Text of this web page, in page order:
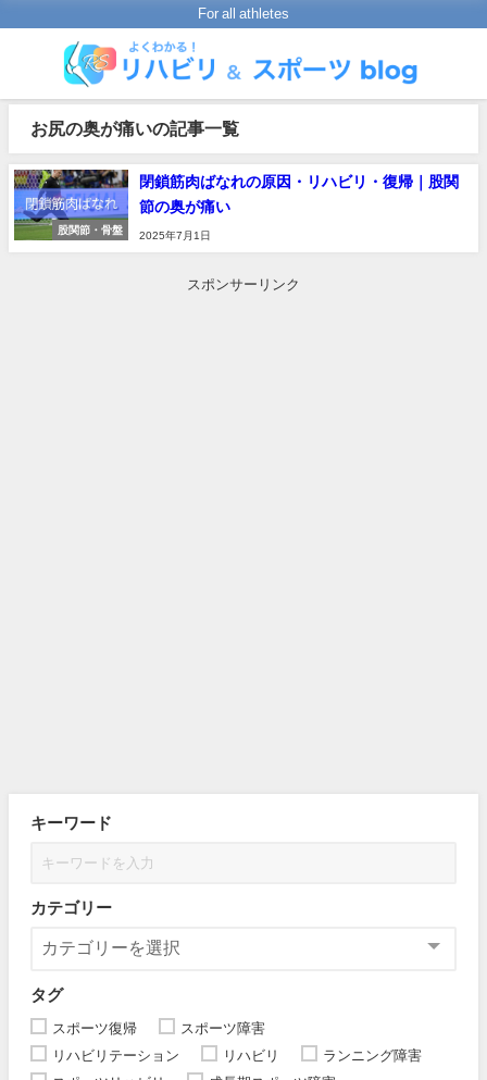
For all athletes
お尻の奥が痛いの記事一覧
股関節・骨盤
閉鎖筋肉ばなれの原因・リハビリ・復帰｜股関
節の奥が痛い
2025年7月1日
スポンサーリンク
キーワード
カテゴリー
タグ
スポーツ復帰
スポーツ障害
リハビリテーション
リハビリ
ランニング障害